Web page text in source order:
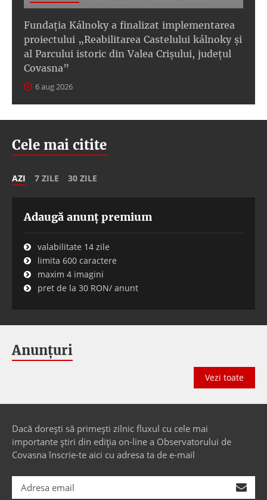
Fundația Kálnoky a finalizat implementarea
proiectului „Reabilitarea Castelului kálnoky și
al Parcului istoric din Valea Crișului, județul
Covasna”
6 aug 2026
Cele mai citite
AZI 7 ZILE 30 ZILE
Adaugă anunț premium
valabilitate 14 zile
limita 600 caractere
maxim 4 imagini
pret de la 30 RON/ anunt
Anunțuri
Vezi toate
Dacă dorești să primești zilnic fluxul cu cele mai
importante știri din ediția on-line a Observatorului de
Covasna înscrie-te aici cu adresa ta de e-mail